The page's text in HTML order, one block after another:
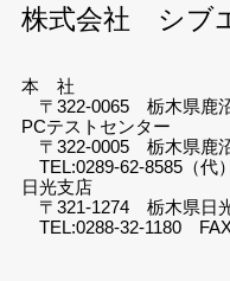
株式会社 シブ
本 社
〒322-0065 栃木県鹿
PCテストセンター
〒322-0005 栃木県鹿
TEL:0289-62-8585（代
日光支店
〒321-1274 栃木県日
TEL:0288-32-1180